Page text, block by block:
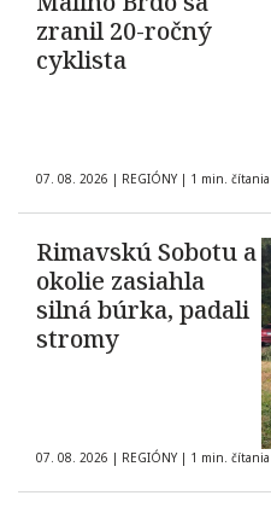
zranil 20-ročný
cyklista
07. 08. 2026 | REGIÓNY | 1 min. čítania
Rimavskú Sobotu a
okolie zasiahla
silná búrka, padali
stromy
07. 08. 2026 | REGIÓNY | 1 min. čítania